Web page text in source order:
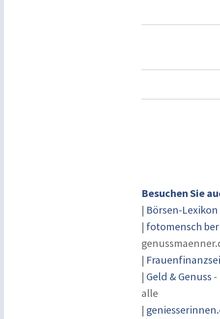
Besuchen Sie
| Börsen-Lexikon
| fotomensch
|
| Geld & Genuss -
alle
|